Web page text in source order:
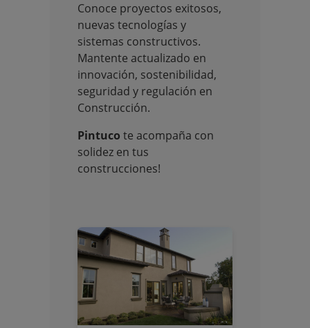
Conoce proyectos exitosos,
nuevas tecnologías y
sistemas constructivos.
Mantente actualizado en
innovación, sostenibilidad,
seguridad y regulación en
Construcción.
Pintuco te acompaña con
solidez en tus
construcciones!